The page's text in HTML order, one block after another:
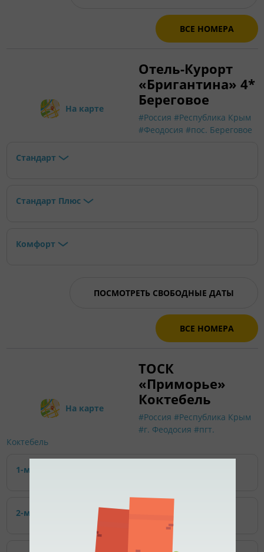
ВСЕ НОМЕРА
На карте
Отель-Курорт
«Бригантина» 4*
Береговое
#Россия #Республика Крым
#Феодосия #пос. Береговое
Стандарт
Стандарт Плюс
Комфорт
ПОСМОТРЕТЬ СВОБОДНЫЕ ДАТЫ
ВСЕ НОМЕРА
На карте
ТОСК
«Приморье»
Коктебель
#Россия #Республика Крым
#г. Феодосия #пгт.
Коктебель
1-местный | Корпус №1
2-местный | Корпус №1